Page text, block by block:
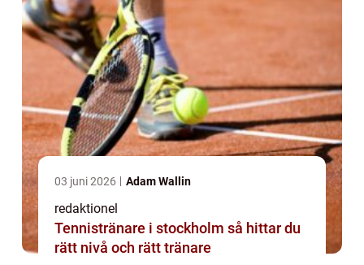
03 juni 2026 Adam Wallin
redaktionel
Tennistränare i stockholm så hittar du
rätt nivå och rätt tränare